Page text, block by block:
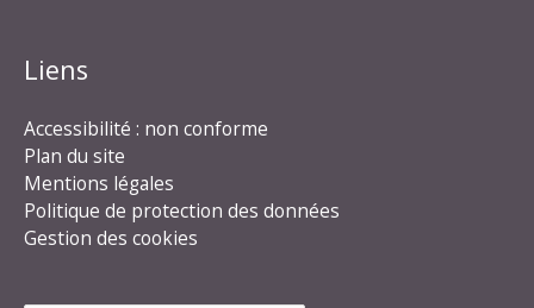
Liens
Accessibilité : non conforme
Plan du site
Mentions légales
Politique de protection des données
Gestion des cookies